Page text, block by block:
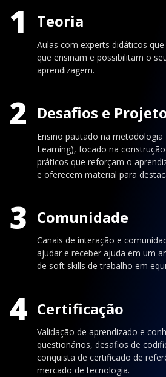
1 Teoria
Aulas com experts didáticos
que ensinam e possibilitam o
aprendizagem.
2 Desafios e
Ensino pautado na metodologia
Learning), focado na
práticos que reforçam o
e oferecem material para
3 Comunidade
Canais de interação e
ajudar e receber ajuda em um
de soft skills de trabalho em
4 Certificação
Validação de aprendizado e
questionários, desafios de
conquista de certificado de
mercado de tecnologia.